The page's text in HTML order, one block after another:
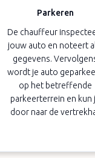
Parkeren
De chauffeur
jouw auto en noteert
gegevens.
wordt je auto
op het betreffende
parkeerterrein en kun
door naar de